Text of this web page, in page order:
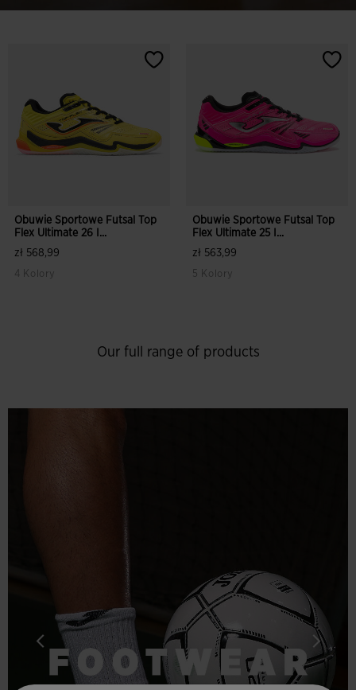
Obuwie Sportowe Futsal Top
Flex Ultimate 26 I...
zł 568,99
4 Kolory
Obuwie Sportowe Futsal Top
Flex Ultimate 25 I...
zł 563,99
5 Kolory
Our full range of products